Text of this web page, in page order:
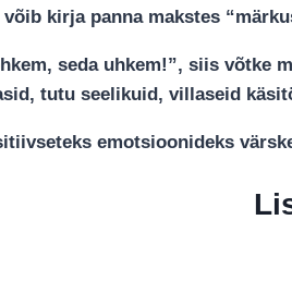
kirja panna makstes
seda uhkem!”, siis
tutu seelikuid, villaseid
emotsioonideks